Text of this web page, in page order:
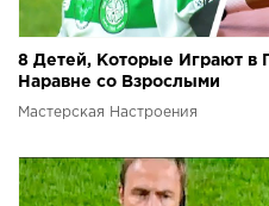
8 Детей, Которые Играют в
Наравне со Взрослыми
Мастерская Настроения